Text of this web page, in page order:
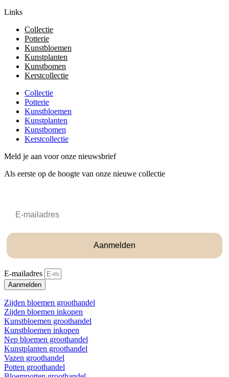
Links
Collectie
Potterie
Kunstbloemen
Kunstplanten
Kunstbomen
Kerstcollectie
Collectie
Potterie
Kunstbloemen
Kunstplanten
Kunstbomen
Kerstcollectie
Meld je aan voor onze nieuwsbrief
Als eerste op de hoogte van onze nieuwe collectie
Aanmelden
E-mailadres
Aanmelden
Zijden bloemen groothandel
Zijden bloemen inkopen
Kunstbloemen groothandel
Kunstbloemen inkopen
Nep bloemen groothandel
Kunstplanten groothandel
Vazen groothandel
Potten groothandel